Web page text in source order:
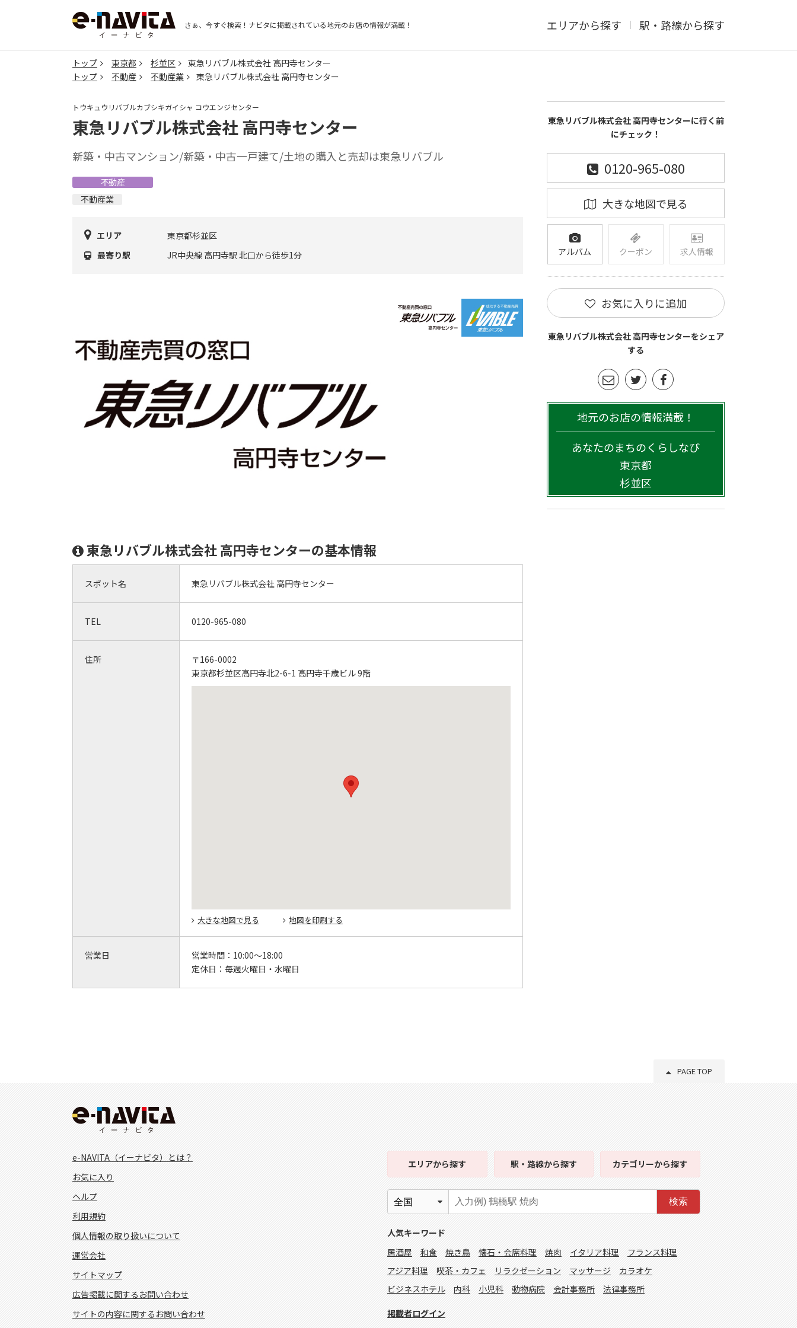
さぁ、今すぐ検索！ ナビタに掲載されている地元のお店の情報が満載！ エリアから探す 駅・路線から探す
トップ 東京都 杉並区
東急リバブル株式会社 高円寺センター
トップ
不動産 不動産業 東急リバブル株式会社 高円寺センター
トウキュウリバブルカブシキガイシャ コウエンジセンター
東急リバブル株式会社 高円寺センター
新築・中古マンション/新築・中古一戸建て/土地の購入と売却は東急リバブル
不動産
不動産業
エリア
東京都杉並区
最寄り駅
JR中央線 高円寺駅 北口から徒歩1分
東急リバブル株式会社 高円寺センターの基本情報
スポット名 東急リバブル株式会社 高円寺センター
TEL 0120-965-080
住所
〒166-0002
東京都杉並区高円寺北2-6-1 高円寺千歳ビル 9階
大きな地図で見る 地図を印刷する
営業日 営業時間： 10:00～18:00
定休日： 毎週火曜日・水曜日
東急リバブル株式会社 高円寺センターに行く前
にチェック！
0120-965-080
大きな地図で見る
アルバム クーポン 求人情報
お気に入りに追加
東急リバブル株式会社 高円寺センターをシェア
する
地元のお店の情報満載！
あなたのまちのくらしなび
東京都
杉並区
PAGE TOP
e-NAVITA（イーナビタ）とは？
お気に入り
ヘルプ
利用規約
個人情報の取り扱いについて
運営会社
サイトマップ
広告掲載に関するお問い合わせ
サイトの内容に関するお問い合わせ
エリアから探す 駅・路線から探す カテゴリーから探す
検索
人気キーワード
居酒屋
和食 焼き鳥 懐石・会席料理 焼肉 イタリア料理
フランス料理
アジア料理
喫茶・カフェ リラクゼーション マッサージ
カラオケ
ビジネスホテル
内科 小児科 動物病院 会計事務所 法律事務所
掲載者ログイン